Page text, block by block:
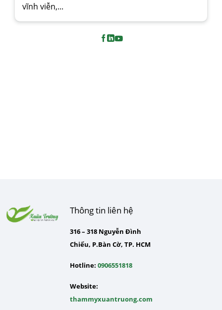
vĩnh viễn,...
Thông tin liên hệ
316 – 318 Nguyễn Đình
Chiểu, P.Bàn Cờ, TP. HCM
Hotline: 0906551818
Website:
thammyxuantruong.com